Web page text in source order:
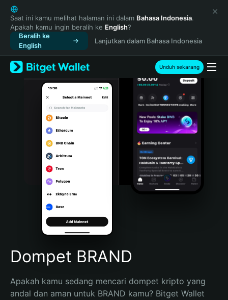
English
日本語
Tiếng Việt
Русский
Español (Latinoamérica)
Türkçe
Italiano
Português (Portugal)
Bahasa Indonesia
Português (Brasil)
Español (Argentina)
Saat ini kamu melihat halaman ini dalam Bahasa Indonesia.
Apakah kamu ingin beralih ke English?
Beralih ke
English
Lanjutkan dalam Bahasa Indonesia
Unduh sekarang
Dompet BRAND
Apakah kamu sedang mencari dompet kripto yang
andal dan aman untuk BRAND kamu? Bitget Wallet